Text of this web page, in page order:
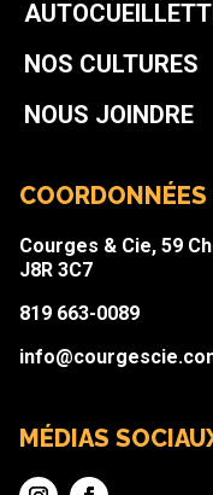
NOS CULTURES
NOUS JOINDRE
COORDONNÉES
Courges & Cie, 59
J8R 3C7
819 663-0089
MÉDIAS